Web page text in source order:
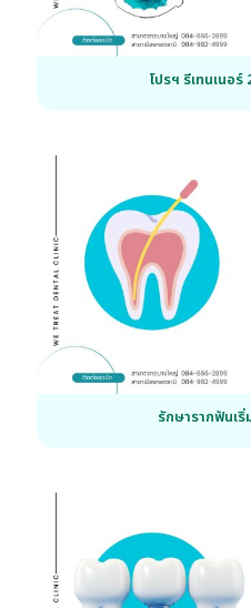
โปรฯ รีเทนเนอ
รักษารากฟันเ